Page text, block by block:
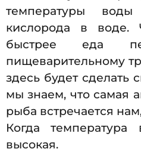
температуры
кислорода в
быстрее еда
пищеварительному
здесь будет сделать
мы знаем, что самая
рыба встречается
Когда
высокая.